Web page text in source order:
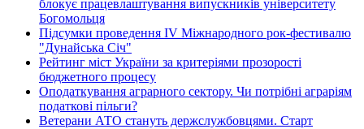
блокує працевлаштування випускників університету
Богомольця
Підсумки проведення IV Міжнародного рок-фестивалю
"Дунайська Січ"
Рейтинг міст України за критеріями прозорості
бюджетного процесу
Оподаткування аграрного сектору. Чи потрібні аграріям
податкові пільги?
Ветерани АТО стануть держслужбовцями. Старт